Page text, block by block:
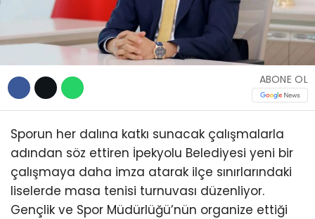
ABONE OL
Sporun her dalına katkı sunacak çalışmalarla
adından söz ettiren İpekyolu Belediyesi yeni bir
çalışmaya daha imza atarak ilçe sınırlarındaki
liselerde masa tenisi turnuvası düzenliyor.
Gençlik ve Spor Müdürlüğü’nün organize ettiği